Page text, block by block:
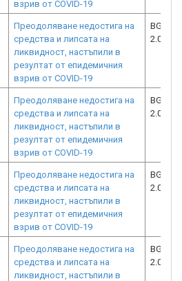
взрив от COVID-19
Преодоляване недостига на
средства и липсата на
ликвидност, настъпили в
резултат от епидемичния
взрив от COVID-19
2.073-
Преодоляване недостига на
средства и липсата на
ликвидност, настъпили в
резултат от епидемичния
взрив от COVID-19
2.073-
Преодоляване недостига на
средства и липсата на
ликвидност, настъпили в
резултат от епидемичния
взрив от COVID-19
2.073-
Преодоляване недостига на
средства и липсата на
ликвидност, настъпили в
2.073-